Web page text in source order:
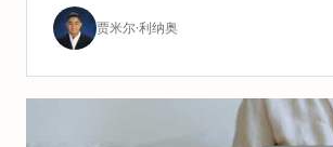
eSocial，旨在简化工资管理工作，
的隐私和合规问题。
贾米尔·利纳奥